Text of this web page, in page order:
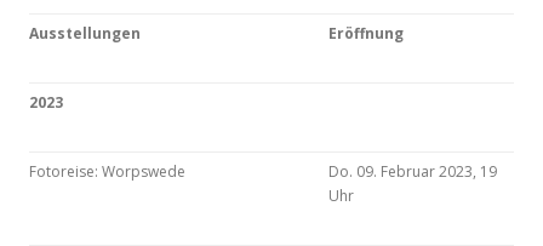
Ausstellungen Eröffnung
2023
Fotoreise: Worpswede
Do. 09. Februar 2023, 19
Uhr